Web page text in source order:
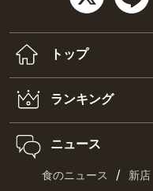
トップ
ランキング
ニュース
食のニュース / 新店